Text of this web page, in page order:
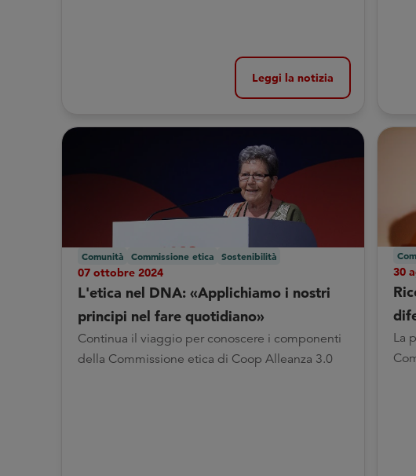
Leggi la notizia
Comunità Commissione etica Sostenibilità
07 ottobre 2024
L'etica nel DNA: «Applichiamo i nostri
principi nel fare quotidiano»
Continua il viaggio per conoscere i componenti
della Commissione etica di Coop Alleanza 3.0
30
La